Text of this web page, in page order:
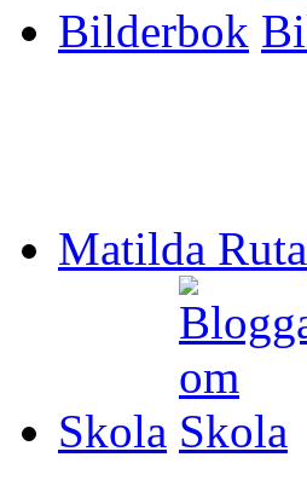
Bilderbok
Matilda Ruta
Skola